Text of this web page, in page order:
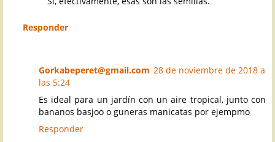
Responder
Gorkabeperet@gmail.com 28 de noviembre de 2018 a
las 5:24
Es ideal para un jardín con un aire tropical, junto con
bananos basjoo o guneras manicatas por ejempmo
Responder